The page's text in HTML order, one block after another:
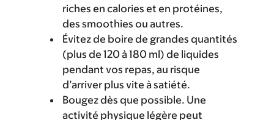
riches en calories et en protéines,
des smoothies ou autres.
Évitez de boire de grandes quantités
(plus de 120 à 180 ml) de liquides
pendant vos repas, au risque
d’arriver plus vite à satiété.
Bougez dès que possible. Une
activité physique légère peut